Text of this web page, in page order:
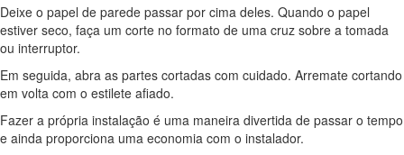
Deixe o papel de parede passar por cima deles. Quando o papel
estiver seco, faça um corte no formato de uma cruz sobre a tomada
ou interruptor.
Em seguida, abra as partes cortadas com cuidado. Arremate cortando
em volta com o estilete afiado.
Fazer a própria instalação é uma maneira divertida de passar o tempo
e ainda proporciona uma economia com o instalador.